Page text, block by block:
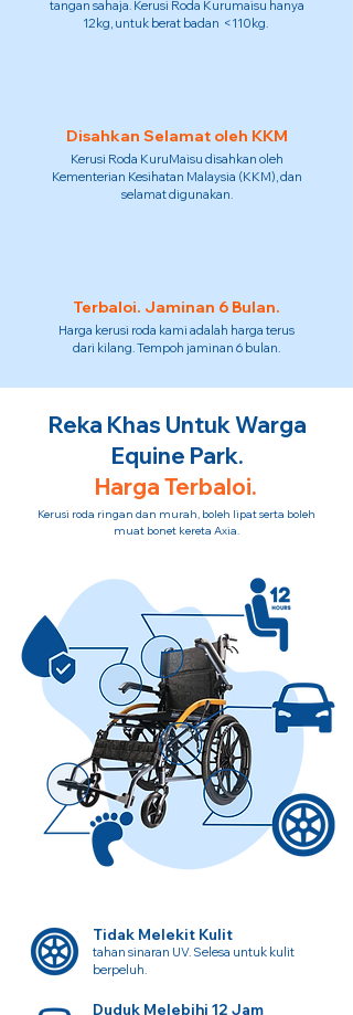
tangan sahaja. Kerusi Roda Kurumaisu hanya
12kg, untuk berat badan <110kg.
Disahkan Selamat oleh KKM
Kerusi Roda KuruMaisu disahkan oleh
Kementerian Kesihatan Malaysia (KKM), dan
selamat digunakan.
Terbaloi. Jaminan 6 Bulan.
Harga kerusi roda kami adalah harga terus
dari kilang. Tempoh jaminan 6 bulan.
Reka Khas Untuk Warga
Equine Park.
Harga Terbaloi.
Kerusi roda ringan dan murah, boleh lipat serta boleh
muat bonet kereta Axia.
Tidak Melekit Kulit
tahan sinaran UV. Selesa untuk kulit
berpeluh.
Duduk Melebihi 12 Jam